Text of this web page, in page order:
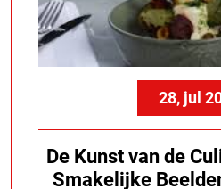
28, jul
De Kunst van de
Smakelijke